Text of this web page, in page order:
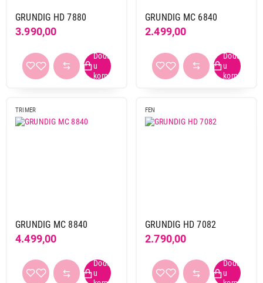
GRUNDIG HD 7880
3.990,00
GRUNDIG MC 6840
2.499,00
TRIMER
GRUNDIG MC 8840
4.499,00
FEN
GRUNDIG HD 7082
2.790,00